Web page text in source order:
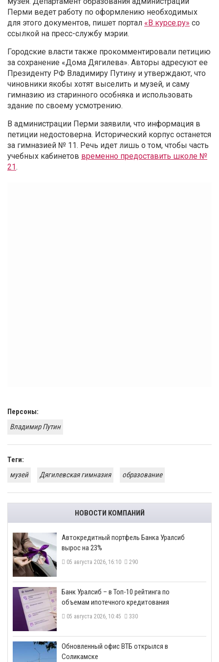
Перми ведет работу по оформлению необходимых
для этого документов, пишет портал «В курсе.ру» со
ссылкой на пресс-службу мэрии.
Городские власти также прокомментировали петицию
за сохранение «Дома Дягилева». Авторы адресуют ее
Президенту РФ Владимиру Путину и утверждают, что
чиновники якобы хотят выселить и музей, и саму
гимназию из старинного особняка и использовать
здание по своему усмотрению.
В администрации Перми заявили, что информация в
петиции недостоверна. Исторический корпус останется
за гимназией № 11. Речь идет лишь о том, чтобы часть
учебных кабинетов временно предоставить школе №
21.
Персоны:
Владимир Путин
Теги:
музей
Дягилевская гимназия образование
НОВОСТИ КОМПАНИЙ
​Автокредитный портфель Банка Уралсиб
вырос на 23%
05 августа 2026, 16:10 290
​Банк Уралсиб – в Топ-10 рейтинга по
объемам ипотечного кредитования
05 августа 2026, 10:45 330
​Обновленный офис ВТБ открылся в
Соликамске